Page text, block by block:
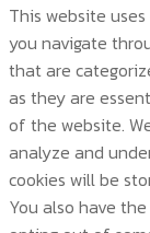
This website
you navigate
that are
as they are
of the website.
analyze and
cookies will be
You also have